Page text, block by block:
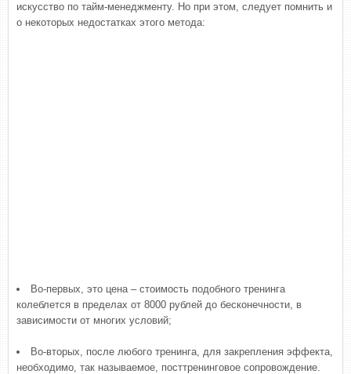
искусство по тайм-менеджменту. Но при этом, следует помнить и
о некоторых недостатках этого метода:
Во-первых, это цена – стоимость подобного тренинга
колеблется в пределах от 8000 рублей до бесконечности, в
зависимости от многих условий;
Во-вторых, после любого тренинга, для закрепления эффекта,
необходимо, так называемое, посттренинговое сопровождение.